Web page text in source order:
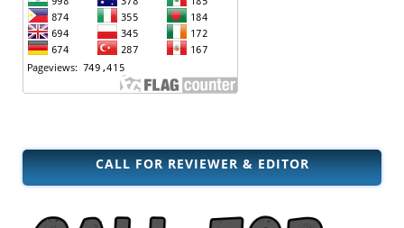
CALL FOR REVIEWER & EDITOR